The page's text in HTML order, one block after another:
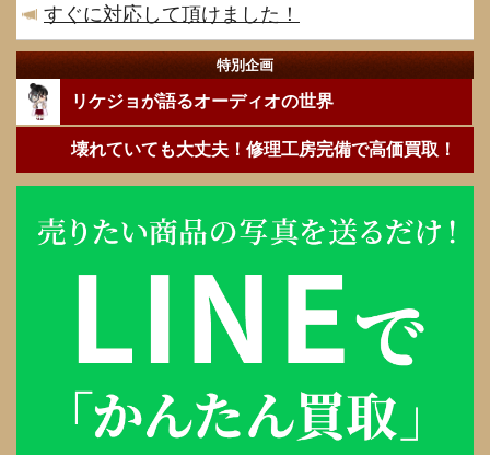
すぐに対応して頂けました！
特別企画
リケジョが語るオーディオの世界
壊れていても大丈夫！修理工房完備で高価買取！